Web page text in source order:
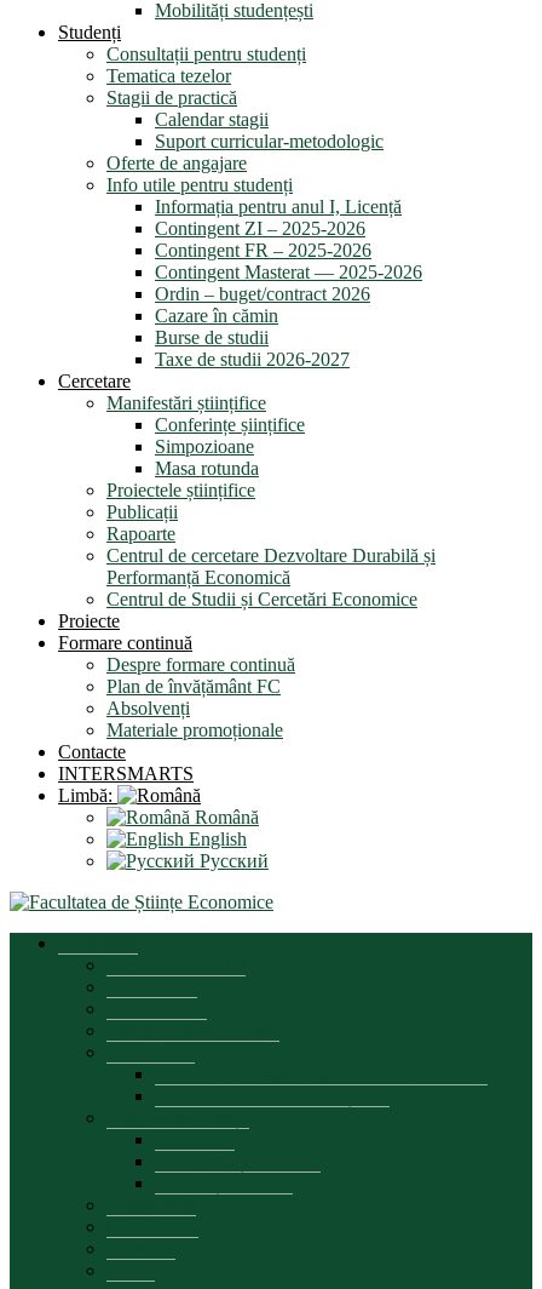
Mobilități studențești
Studenți
Consultații pentru studenți
Tematica tezelor
Stagii de practică
Calendar stagii
Suport curricular-metodologic
Oferte de angajare
Info utile pentru studenți
Informația pentru anul I, Licență
Contingent ZI – 2025-2026
Contingent FR – 2025-2026
Contingent Masterat — 2025-2026
Ordin – buget/contract 2026
Cazare în cămin
Burse de studii
Taxe de studii 2026-2027
Cercetare
Manifestări științifice
Conferințe șiințifice
Simpozioane
Masa rotunda
Proiectele științifice
Publicații
Rapoarte
Centrul de cercetare Dezvoltare Durabilă și
Performanță Economică
Centrul de Studii și Cercetări Economice
Proiecte
Formare continuă
Despre formare continuă
Plan de învățământ FC
Absolvenți
Materiale promoționale
Contacte
INTERSMARTS
Limbă:
Română
English
Русский